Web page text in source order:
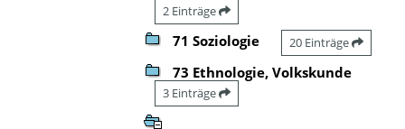
2 Einträge
71 Soziologie 20 Einträge
73 Ethnologie, Volkskunde
3 Einträge